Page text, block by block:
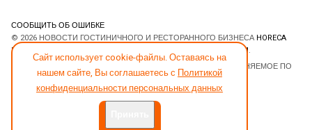
Сайт использует cookie-файлы. Оставаясь на
нашем сайте, Вы соглашаетесь с Политикой
конфиденциальности персональных данных
СООБЩИТЬ ОБ ОШИБКЕ
© 2026 НОВОСТИ ГОСТИНИЧНОГО И РЕСТОРАННОГО БИЗНЕСА HORECA
ESTATE
JOOMLART.COM.
- ПРОГРАММНОЕ ОБЕСПЕЧЕНИЕ, РАСПРОСТРАНЯЕМОЕ ПО
ЛИЦЕНЗИИGNU GENERAL PUBLIC LICENSE